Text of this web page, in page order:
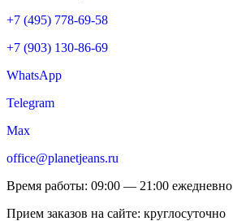
+7 (495) 778-69-58
+7 (903) 130-86-69
WhatsApp
Telegram
Max
office@planetjeans.ru
Время работы: 09:00 — 21:00 ежедневно
Прием заказов на сайте: круглосуточно